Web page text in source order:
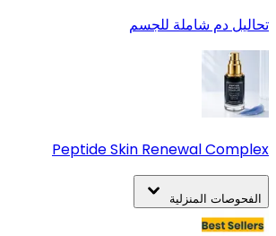
تحاليل دم شاملة للجسم
Peptide Skin Renewal Complex
الفحوصات المنزلية